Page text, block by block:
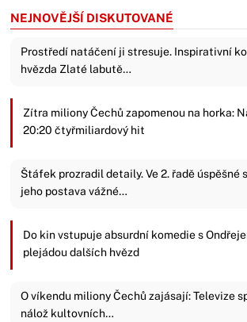
NEJNOVĚJŠÍ DISKUTOVANÉ
Prostředí natáčení ji stresuje. Inspirativní
hvězda Zlaté labutě…
Zítra miliony Čechů zapomenou na horka:
20:20 čtyřmiliardový hit
Štáfek prozradil detaily. Ve 2. řadě úspěšné
jeho postava vážné…
Do kin vstupuje absurdní komedie s
plejádou dalších hvězd
O víkendu miliony Čechů zajásají: Televize
nálož kultovních…